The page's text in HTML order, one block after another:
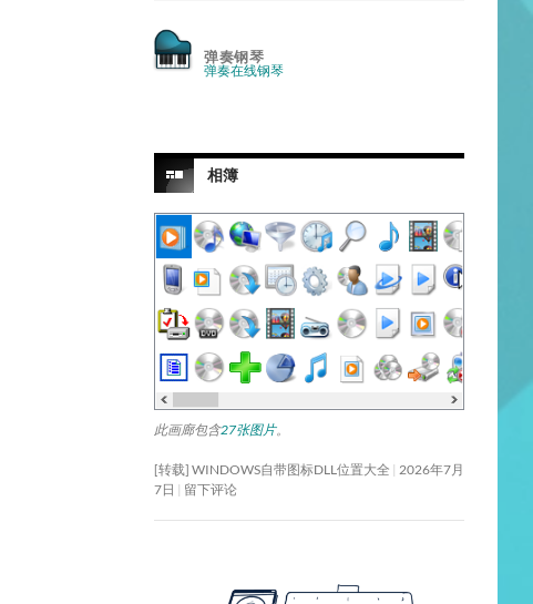
弹奏钢琴
弹奏在线钢琴
相簿
此画廊包含27张图片。
[转载] WINDOWS自带图标DLL位置大全 2026年7月
7日
留下评论